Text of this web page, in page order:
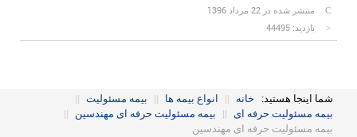
منتشر شده در 22 مرداد 1396
بازدید: 44495
شما اینجا هستید: خانه || انواع بیمه ها || بیمه مسئولیت ||
بیمه مسئولیت حرفه ای || بیمه مسئولیت حرفه ای مهندسین ||
بیمه مسئولیت حرفه ای مهندسین